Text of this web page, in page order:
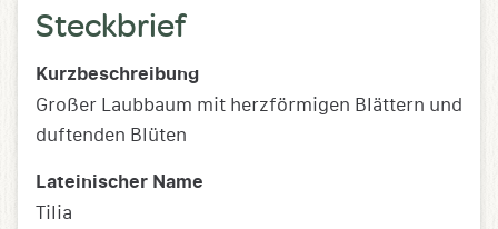
Steckbrief
Kurzbeschreibung
Großer Laubbaum mit herzförmigen Blättern und
duftenden Blüten
Lateinischer Name
Tilia